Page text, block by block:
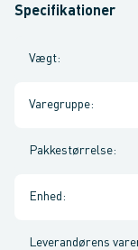
Specifikationer
Vægt:
Varegruppe:
Pakkestørrelse:
Enhed :
Leverandørens